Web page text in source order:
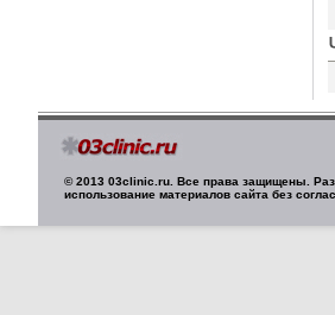
© 2013 03clinic.ru. Все права защищены.
использование материалов сайта без